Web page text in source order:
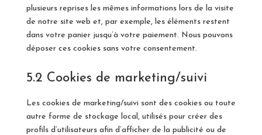
plusieurs reprises les mêmes informations lors de la visite
de notre site web et, par exemple, les éléments restent
dans votre panier jusqu’à votre paiement. Nous pouvons
déposer ces cookies sans votre consentement.
5.2 Cookies de marketing/suivi
Les cookies de marketing/suivi sont des cookies ou toute
autre forme de stockage local, utilisés pour créer des
profils d’utilisateurs afin d’afficher de la publicité ou de